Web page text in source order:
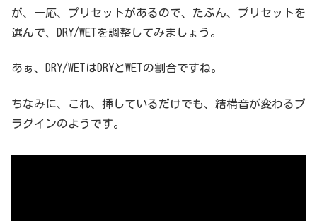
が、一応、プリセットがあるので、たぶん、プリセットを
選んで、DRY/WETを調整してみましょう。
あぁ、DRY/WETはDRYとWETの割合ですね。
ちなみに、これ、挿しているだけでも、結構音が変わるプ
ラグインのようです。